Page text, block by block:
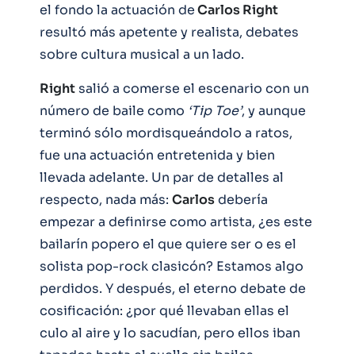
el fondo la actuación deCarlos Right
resultó más apetente y realista, debates
sobre cultura musical a un lado.
Rightsalió a comerse el escenario con un
número de baile como ‘Tip Toe’, y aunque
terminó sólo mordisqueándolo a ratos,
fue una actuación entretenida y bien
llevada adelante. Un par de detalles al
respecto, nada más: Carlosdebería
empezar a definirse como artista, ¿es este
bailarín popero el que quiere ser o es el
solista pop-rock clasicón? Estamos algo
perdidos. Y después, el eterno debate de
cosificación: ¿por qué llevaban ellas el
culo al aire y lo sacudían, pero ellos iban